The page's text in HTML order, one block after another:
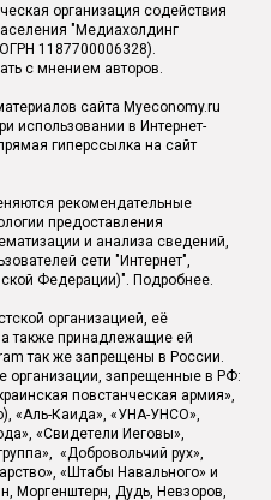
организация содействия
"Медиахолдинг
1187700006328).
с мнением авторов.
сайта Myeconomy.ru
использовании в Интернет-
гиперссылка на сайт
рекомендательные
предоставления
и анализа сведений,
сети "Интернет",
Федерации)". Подробнее.
организацией, её
также принадлежащие ей
так же запрещены в России.
организации, запрещенные в РФ:
повстанческая армия»,
«Аль-Каида», «УНА-УНСО»,
«Свидетели Иеговы»,
«Добровольчий рух»,
«Штабы Навального» и
Моргенштерн, Дудь, Невзоров,